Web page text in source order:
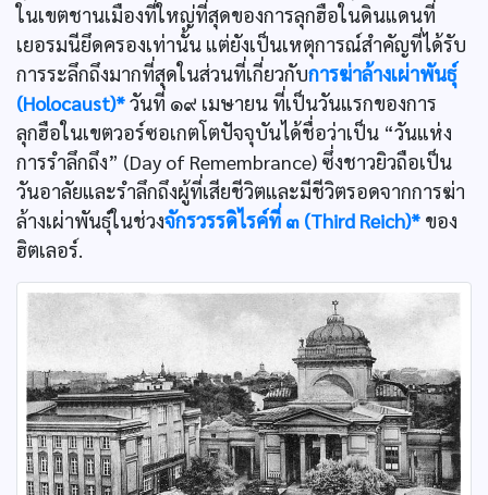
ในเขตชานเมืองที่ใหญ่ที่สุดของการลุกฮือในดินแดนที่
เยอรมนียึดครองเท่านั้น แต่ยังเป็นเหตุการณ์สำคัญที่ได้รับ
การระลึกถึงมากที่สุดในส่วนที่เกี่ยวกับการฆ่าล้างเผ่าพันธุ์
(Holocaust)*วันที่ ๑๙ เมษายน ที่เป็นวันแรกของการ
ลุกฮือในเขตวอร์ซอเกตโตปัจจุบันได้ชื่อว่าเป็น “วันแห่ง
การรำลึกถึง” (Day of Remembrance) ซึ่งชาวยิวถือเป็น
วันอาลัยและรำลึกถึงผู้ที่เสียชีวิตและมีชีวิตรอดจากการฆ่า
ล้างเผ่าพันธุ์ในช่วงจักรวรรดิไรค์ที่ ๓ (Third Reich)* ของ
ฮิตเลอร์.